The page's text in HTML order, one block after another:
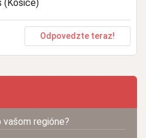
(Košice)
Odpovedzte teraz!
regióne?